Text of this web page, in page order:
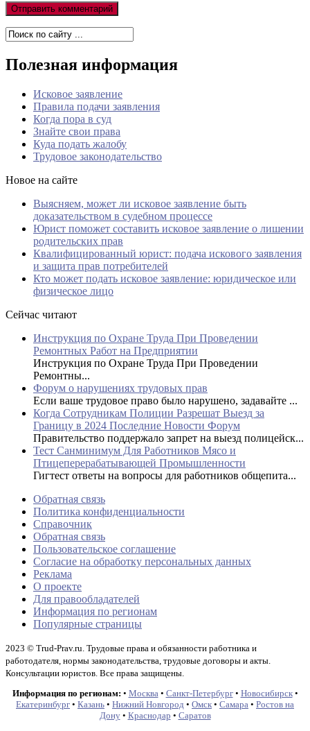
Полезная информация
Исковое заявление
Правила подачи заявления
Когда пора в суд
Знайте свои права
Куда подать жалобу
Трудовое законодательство
Новое на сайте
Выясняем, может ли исковое заявление быть
доказательством в судебном процессе
Юрист поможет составить исковое заявление о лишении
родительских прав
Квалифицированный юрист: подача искового заявления
и защита прав потребителей
Кто может подать исковое заявление: юридическое или
физическое лицо
Сейчас читают
Инструкция по Охране Труда При Проведении
Ремонтных Работ на Предприятии
Инструкция по Охране Труда При Проведении
Ремонтны...
Форум о нарушениях трудовых прав
Если ваше трудовое право было нарушено, задавайте ...
Когда Сотрудникам Полиции Разрешат Выезд за
Границу в 2024 Последние Новости Форум
Правительство поддержало запрет на выезд полицейск...
Тест Санминимум Для Работников Мясо и
Птицеперерабатывающей Промышленности
Гигтест ответы на вопросы для работников общепита...
Обратная связь
Политика конфиденциальности
Справочник
Обратная связь
Пользовательское соглашение
Согласие на обработку персональных данных
Реклама
О проекте
Для правообладателей
Информация по регионам
Популярные страницы
2023 © Trud-Prav.ru. Трудовые права и обязанности работника и
работодателя, нормы законодательства, трудовые договоры и акты.
Консультации юристов. Все права защищены.
Информация по регионам: • Москва • Санкт-Петербург• Новосибирск•
Екатеринбург • Казань • Нижний Новгород • Омск • Самара • Ростов на
Дону• Краснодар • Саратов